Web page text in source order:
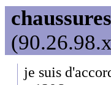
je suis